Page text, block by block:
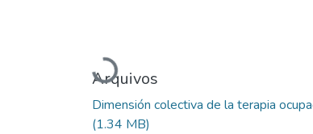
Carregando...
Arquivos
Dimensión colectiva de la terapia
(1.34 MB)